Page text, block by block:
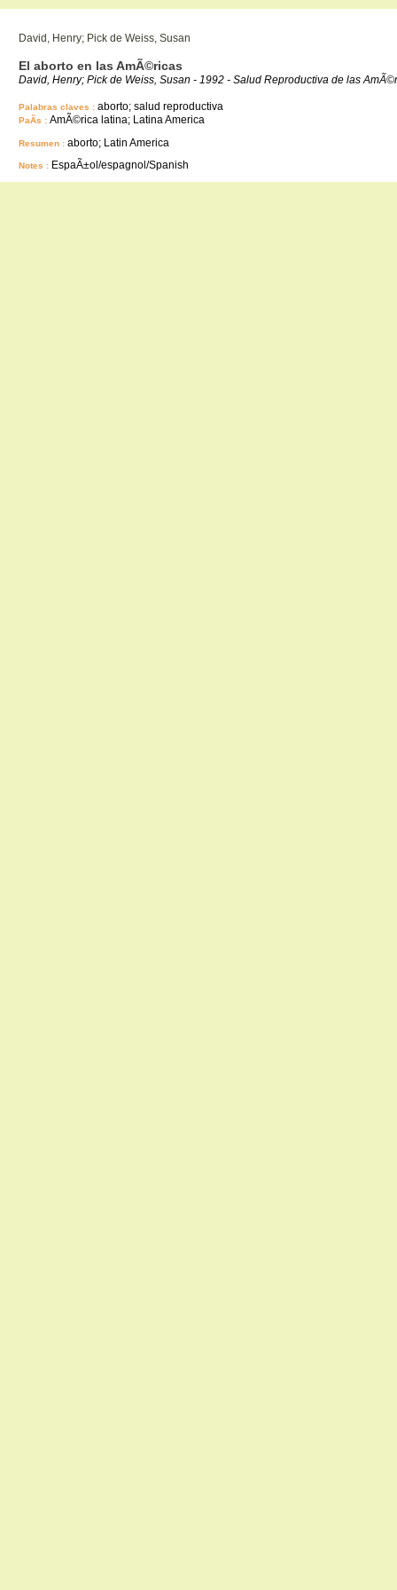
David, Henry; Pick de Weiss, Susan
El aborto en las AmÃ©ricas
David, Henry; Pick de Weiss, Susan - 1992 - Salud Reproductiva de las
Palabras claves : aborto; salud reproductiva
PaÃ­s : AmÃ©rica latina; Latina America
Resumen : aborto; Latin America
Notes : EspaÃ±ol/espagnol/Spanish